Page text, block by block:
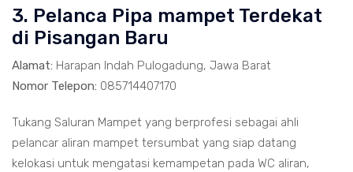
3. Pelanca Pipa mampet Terdekat
di Pisangan Baru
Alamat: Harapan Indah Pulogadung, Jawa Barat
Nomor Telepon: 085714407170
Tukang Saluran Mampet yang berprofesi sebagai ahli
pelancar aliran mampet tersumbat yang siap datang
kelokasi untuk mengatasi kemampetan pada WC aliran,